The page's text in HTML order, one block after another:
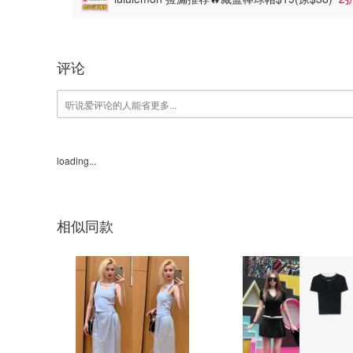
评论
loading...
相似同款